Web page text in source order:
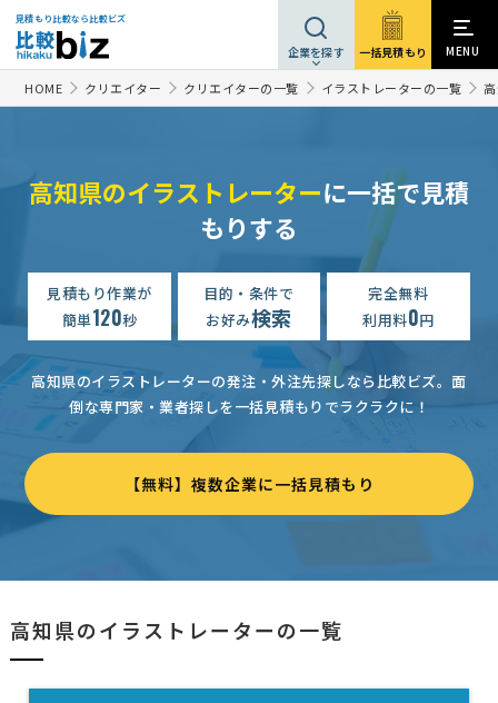
見積もり比較なら比較ビズ
企業を探す 一括見積もり MENU
HOME クリエイター クリエイターの一覧 イラストレーターの一覧
高知県のイラストレーターに一括で見積
もりする
見積もり作業が
簡単120秒
目的・条件で
お好み検索
完全無料
利用料0円
高知県のイラストレーターの発注・外注先探しなら比較ビズ。 面
倒な専門家・業者探しを一括見積もりでラクラクに！
【無料】複数企業に一括見積もり
高知県のイラストレーターの一覧